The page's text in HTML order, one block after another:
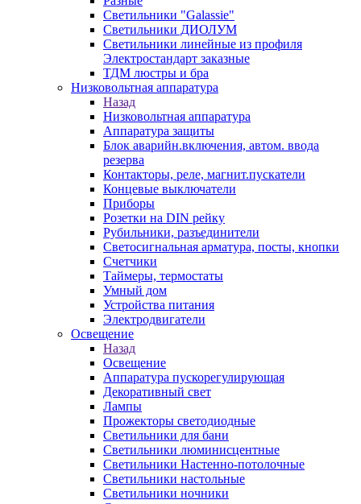
Светильники "Galassie"
Светильники ДИОЛУМ
Светильники линейные из профиля
Электростандарт заказные
ТДМ люстры и бра
Низковольтная аппаратура
Назад
Низковольтная аппаратура
Аппаратура защиты
Блок аварийн.включения, автом. ввода
резерва
Контакторы, реле, магнит.пускатели
Концевые выключатели
Приборы
Розетки на DIN рейку
Рубильники, разъединители
Светосигнальная арматура, посты, кнопки
Счетчики
Таймеры, термостаты
Умный дом
Устройства питания
Электродвигатели
Освещение
Назад
Освещение
Аппаратура пускорегулирующая
Декоративный свет
Лампы
Прожекторы светодиодные
Светильники для бани
Светильники люминисцентные
Светильники Настенно-потолочные
Светильники настольные
Светильники ночники